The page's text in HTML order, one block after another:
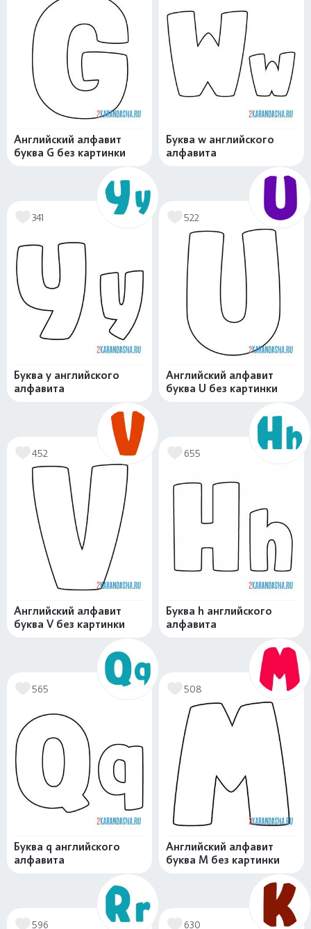
Английский алфавит
буква G без картинки
Буква w английского
алфавита
341
Буква y английского
алфавита
522
Английский алфавит
буква U без картинки
452
Английский алфавит
буква V без картинки
655
Буква h английского
алфавита
565
Буква q английского
алфавита
508
Английский алфавит
буква M без картинки
596 630